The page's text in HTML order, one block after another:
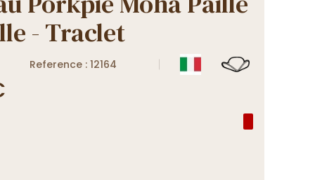
- Traclet
Reference : 12164